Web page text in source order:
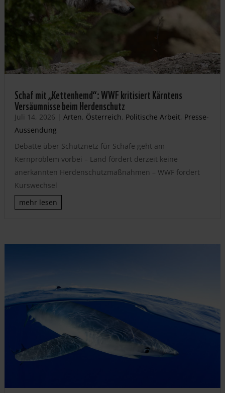
Schaf mit „Kettenhemd“: WWF kritisiert Kärntens
Versäumnisse beim Herdenschutz
Juli 14, 2026 | Arten, Österreich, Politische Arbeit, Presse-
Aussendung
Debatte über Schutznetz für Schafe geht am
Kernproblem vorbei – Land fördert derzeit keine
anerkannten Herdenschutzmaßnahmen – WWF fordert
Kurswechsel
mehr lesen